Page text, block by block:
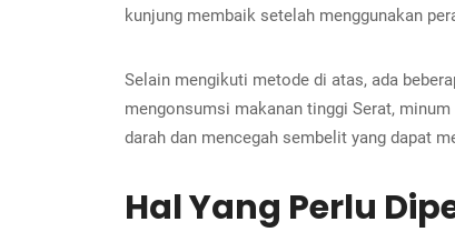
kunjung membaik setelah menggunakan
Selain mengikuti metode di atas, ada
mengonsumsi makanan tinggi Serat,
darah dan mencegah sembelit yang dapat
Hal Yang Perlu